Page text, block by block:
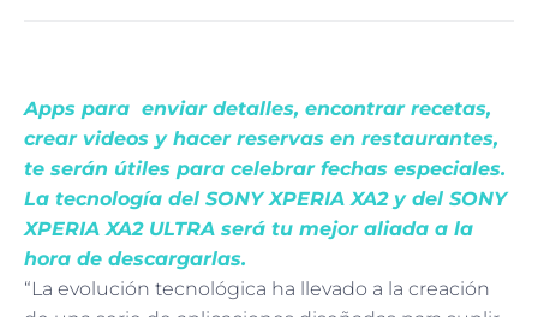
Apps para enviar detalles, encontrar recetas,
crear videos y hacer reservas en restaurantes,
te serán útiles para celebrar fechas especiales.
La tecnología del SONY XPERIA XA2 y del SONY
XPERIA XA2 ULTRA será tu mejor aliada a la
hora de descargarlas.
“La evolución tecnológica ha llevado a la creación